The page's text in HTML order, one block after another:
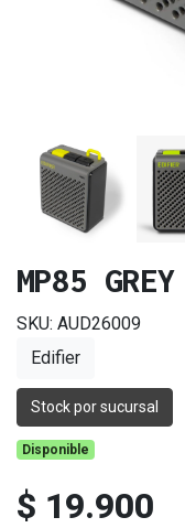
MP85 GREY
SKU: AUD26009
Edifier
Stock por sucursal
Disponible
$ 19.900